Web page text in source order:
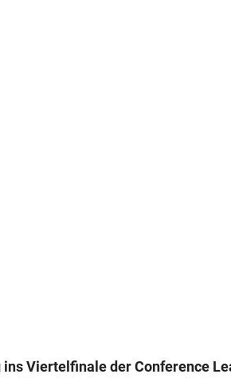
Viertelfinale der Conference